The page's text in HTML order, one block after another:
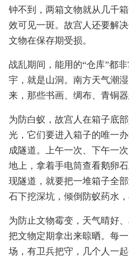
钟不到，两箱文物就从几千
效可见一斑。故宫人还要解
文物在保存期受损。
战乱期间，能用的“仓库”都
宇，就是山洞。南方天气潮
来，那些书画、绸布、青铜器
为防白蚁，故宫人在箱子底
光，它们要进入箱子的唯一
成隧道。上午一次、下午一
地上，拿着手电筒查看鹅卵
现隧道，就要把一堆箱子全
石下挖深坑，倾倒防蚁药水，
为防止文物霉变，天气晴好
把文物定期拿出来晾晒。每
场，有卫兵把守，几个人一